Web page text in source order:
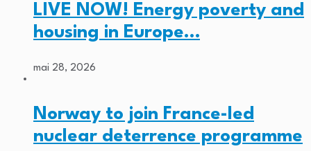
LIVE NOW! Energy poverty and
housing in Europe…
mai 28, 2026
Norway to join France-led
nuclear deterrence programme